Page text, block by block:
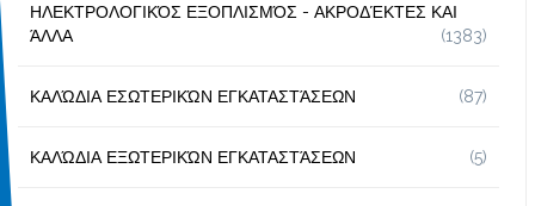
ΗΛΕΚΤΡΟΛΟΓΙΚΌΣ ΕΞΟΠΛΙΣΜΌΣ - ΑΚΡΟΔΈΚΤΕΣ ΚΑΙ
ΆΛΛΑ
(1383)
ΚΑΛΏΔΙΑ ΕΣΩΤΕΡΙΚΏΝ ΕΓΚΑΤΑΣΤΆΣΕΩΝ (87)
ΚΑΛΏΔΙΑ ΕΞΩΤΕΡΙΚΏΝ ΕΓΚΑΤΑΣΤΆΣΕΩΝ (5)